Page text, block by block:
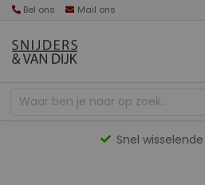
Bel ons Mail ons
Gevarieerd